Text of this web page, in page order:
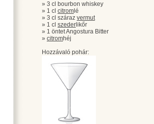
» 3 cl bourbon whiskey
» 1 cl citrom lé
» 3 cl száraz vermut
» 1 cl szeder likőr
» 1 öntet Angostura Bitter
» citromhéj
Hozzávaló pohár: